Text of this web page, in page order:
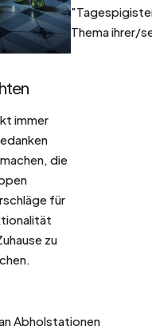
immer
die
für
zu
Thema ihrer/
Abholstationen